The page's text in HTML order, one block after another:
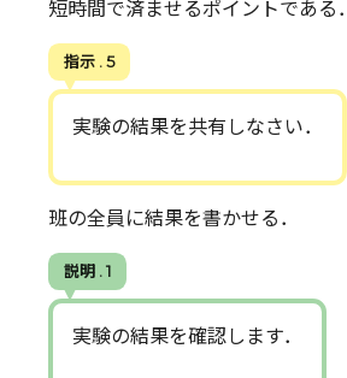
短時間で済ませるポイントである．
指示 . 5
実験の結果を共有しなさい．
班の全員に結果を書かせる．
説明 . 1
実験の結果を確認します．